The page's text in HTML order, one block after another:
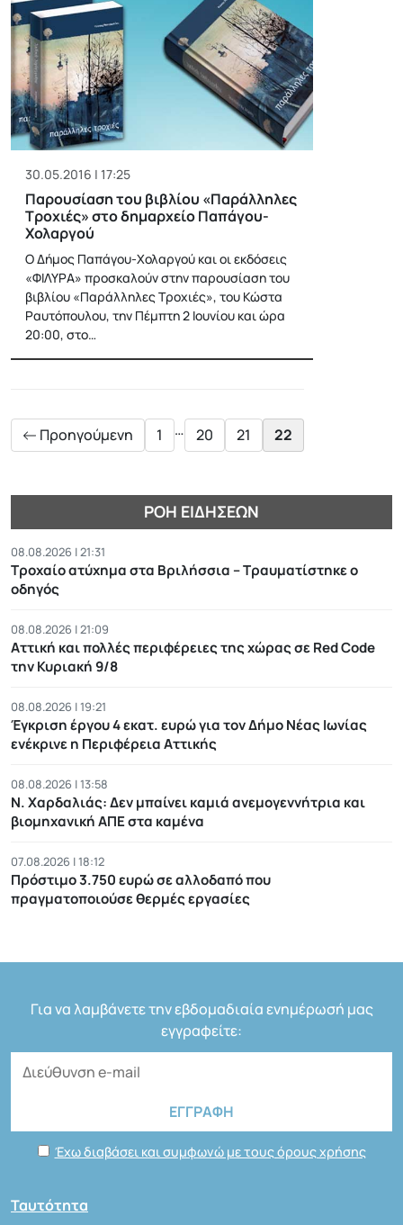
30.05.2016 | 17:25
Παρουσίαση του βιβλίου «Παράλληλες
Τροχιές» στο δημαρχείο Παπάγου-
Χολαργού
Ο Δήμος Παπάγου-Χολαργού και οι εκδόσεις
«ΦΙΛΥΡΑ» προσκαλούν στην παρουσίαση του
βιβλίου «Παράλληλες Τροχιές», του Κώστα
Ραυτόπουλου, την Πέμπτη 2 Ιουνίου και ώρα
20:00, στο…
Προηγούμενη 1 … 20 21 22
ΡΟΉ ΕΙΔΉΣΕΩΝ
08.08.2026 | 21:31
Τροχαίο ατύχημα στα Βριλήσσια – Τραυματίστηκε ο
οδηγός
08.08.2026 | 21:09
Αττική και πολλές περιφέρειες της χώρας σε Red Code
την Κυριακή 9/8
08.08.2026 | 19:21
Έγκριση έργου 4 εκατ. ευρώ για τον Δήμο Νέας Ιωνίας
ενέκρινε η Περιφέρεια Αττικής
08.08.2026 | 13:58
Ν. Χαρδαλιάς: Δεν μπαίνει καμιά ανεμογεννήτρια και
βιομηχανική ΑΠΕ στα καμένα
07.08.2026 | 18:12
Πρόστιμο 3.750 ευρώ σε αλλοδαπό που
πραγματοποιούσε θερμές εργασίες
Για να λαμβάνετε την εβδομαδιαία ενημέρωσή μας
εγγραφείτε:
Έχω διαβάσει και συμφωνώ με τους όρους χρήσης
Ταυτότητα